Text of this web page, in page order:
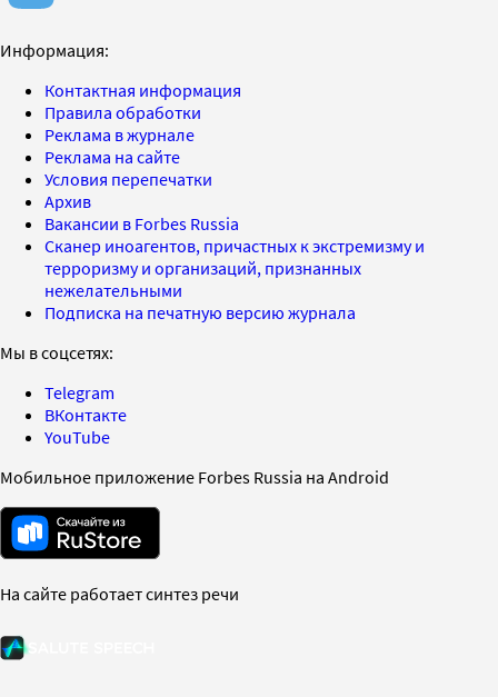
Информация:
Контактная информация
Правила обработки
Реклама в журнале
Реклама на сайте
Условия перепечатки
Архив
Вакансии в Forbes Russia
Сканер иноагентов, причастных к экстремизму и
терроризму и организаций, признанных
нежелательными
Подписка на печатную версию журнала
Мы в соцсетях:
Telegram
ВКонтакте
YouTube
Мобильное приложение Forbes Russia на Android
На сайте работает синтез речи